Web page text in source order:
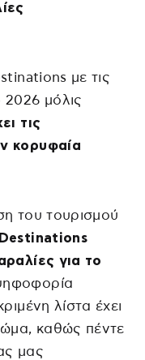
με τις
2026 μόλις
τις
κορυφαία
του τουρισμού
για το
λίστα έχει
καθώς πέντε
μας